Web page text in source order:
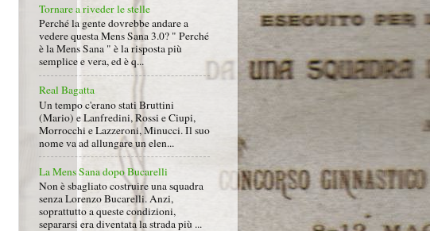
Tornare a riveder le stelle
Perché la gente dovrebbe andare a
vedere questa Mens Sana 3.0? " Perché
è la Mens Sana " è la risposta più
semplice e vera, ed è q...
Real Bagatta
Un tempo c'erano stati Bruttini
(Mario) e Lanfredini, Rossi e Ciupi,
Morrocchi e Lazzeroni, Minucci. Il suo
nome va ad allungare un elen...
La Mens Sana dopo Bucarelli
Non è sbagliato costruire una squadra
senza Lorenzo Bucarelli. Anzi,
soprattutto a queste condizioni,
separarsi era diventata la strada più ...